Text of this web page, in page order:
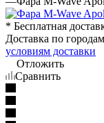
* Бесплатная
Доставка по
условиям доставки
Отложить
Сравнить